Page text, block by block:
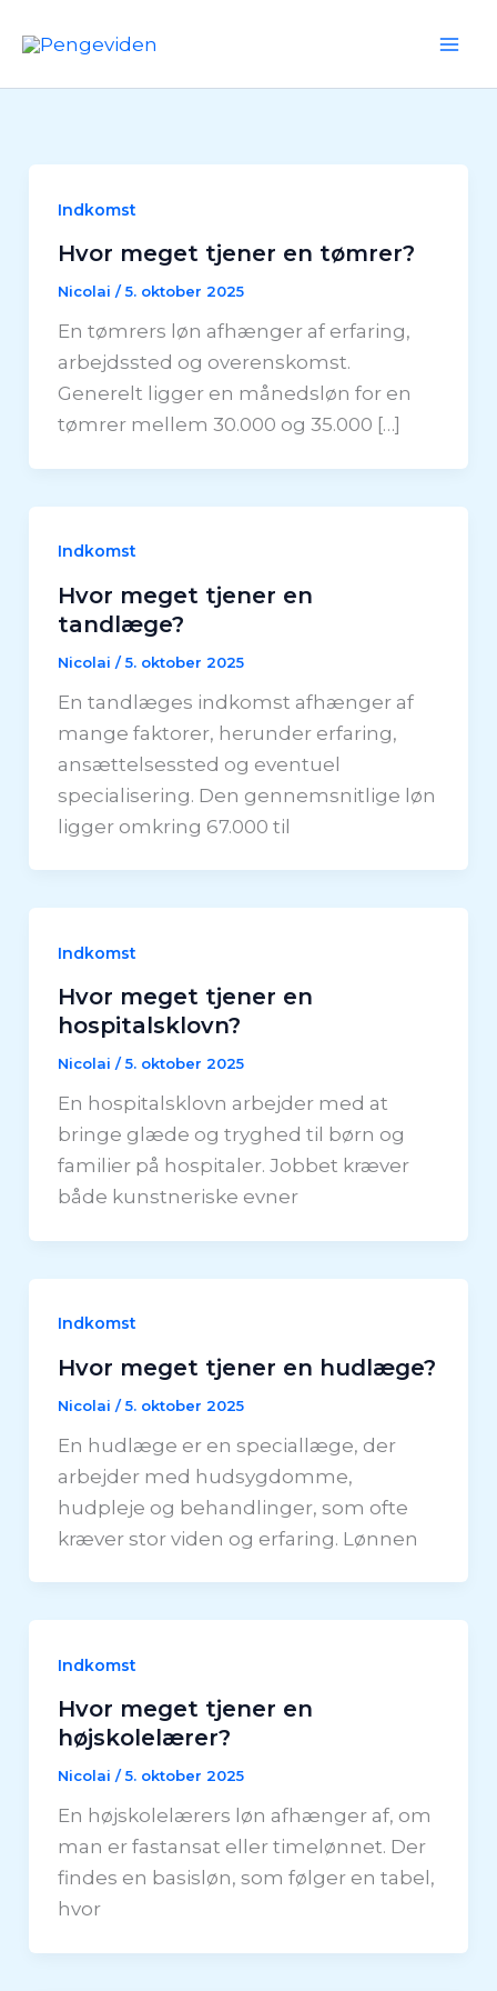
Indkomst
Hvor meget tjener en tømrer?
Nicolai /5. oktober 2025
En tømrers løn afhænger af erfaring,
arbejdssted og overenskomst.
Generelt ligger en månedsløn for en
tømrer mellem 30.000 og 35.000 […]
Indkomst
Hvor meget tjener en
tandlæge?
Nicolai /5. oktober 2025
En tandlæges indkomst afhænger af
mange faktorer, herunder erfaring,
ansættelsessted og eventuel
specialisering. Den gennemsnitlige løn
ligger omkring 67.000 til
Indkomst
Hvor meget tjener en
hospitalsklovn?
Nicolai /5. oktober 2025
En hospitalsklovn arbejder med at
bringe glæde og tryghed til børn og
familier på hospitaler. Jobbet kræver
både kunstneriske evner
Indkomst
Hvor meget tjener en hudlæge?
Nicolai /5. oktober 2025
En hudlæge er en speciallæge, der
arbejder med hudsygdomme,
hudpleje og behandlinger, som ofte
kræver stor viden og erfaring. Lønnen
Indkomst
Hvor meget tjener en
højskolelærer?
Nicolai /5. oktober 2025
En højskolelærers løn afhænger af, om
man er fastansat eller timelønnet. Der
findes en basisløn, som følger en tabel,
hvor